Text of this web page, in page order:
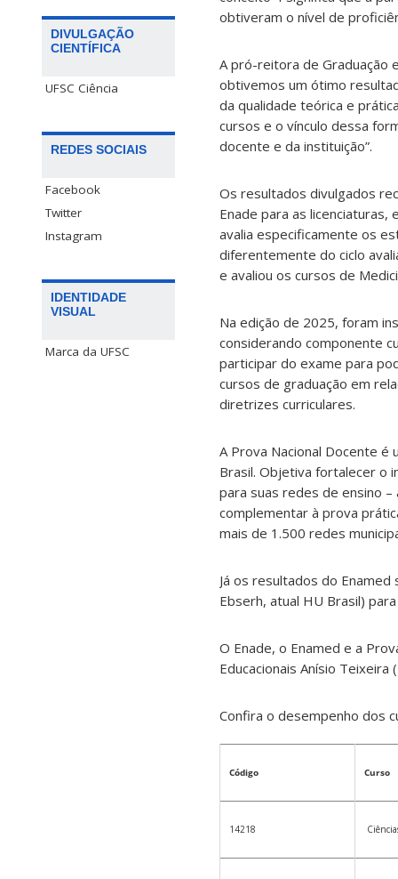
DIVULGAÇÃO
CIENTÍFICA
UFSC Ciência
REDES SOCIAIS
Facebook
Twitter
Instagram
IDENTIDADE
VISUAL
Marca da UFSC
obtiveram o nível de
A pró-reitora de Graduação
obtivemos um ótimo
da qualidade teórica e
cursos e o vínculo dessa
docente e da instituição”.
Os resultados divulgados
Enade para as licenciaturas,
avalia especificamente os
diferentemente do ciclo
e avaliou os cursos de
Na edição de 2025, foram
considerando componente
participar do exame para
cursos de graduação em
diretrizes curriculares.
A Prova Nacional Docente
Brasil. Objetiva fortalecer o
para suas redes de ensino
complementar à prova
mais de 1.500 redes
Já os resultados do
Ebserh, atual HU Brasil)
O Enade, o Enamed e a
Educacionais Anísio Teixeira
Confira o desempenho dos
Código Curso
14218